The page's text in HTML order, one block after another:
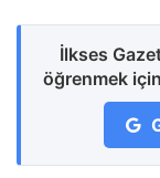
İlkses
öğrenmek